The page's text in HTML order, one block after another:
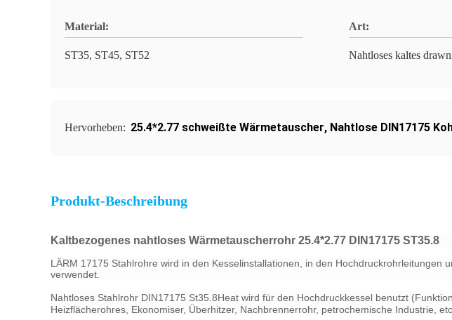
Material:
ST35, ST45, ST52
Art:
Nahtloses kaltes
Hervorheben: 25.4*2.77 schweißte Wärmetauscher, Nahtlose DIN17175
Produkt-Beschreibung
Kaltbezogenes nahtloses Wärmetauscherrohr 25.4*2.77 DIN17175 ST35.8
LÄRM 17175 Stahlrohre wird in den Kesselinstallationen, in den
verwendet.
Nahtloses Stahlrohr DIN17175 St35.8Heat wird für den Hochdruckkessel benutzt
Heizflächerohres, Ekonomiser, Überhitzer, Nachbrennerrohr, petrochemische Industrie, etc.